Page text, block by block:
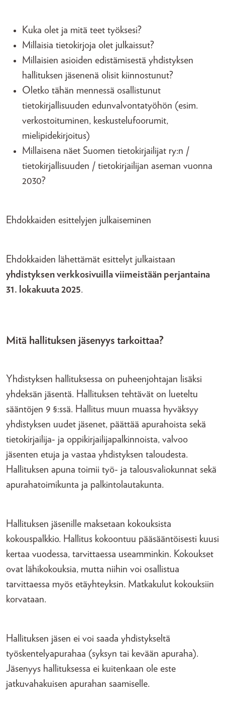
Kuka olet ja mitä teet työksesi?
Millaisia tietokirjoja olet julkaissut?
Millaisien asioiden edistämisestä yhdistyksen
hallituksen jäsenenä olisit kiinnostunut?
Oletko tähän mennessä osallistunut
tietokirjallisuuden edunvalvontatyöhön (esim.
verkostoituminen, keskustelufoorumit,
mielipidekirjoitus)
Millaisena näet Suomen tietokirjailijat ry:n /
tietokirjallisuuden / tietokirjailijan aseman vuonna
2030?
Ehdokkaiden esittelyjen julkaiseminen
Ehdokkaiden lähettämät esittelyt julkaistaan
yhdistyksen verkkosivuilla viimeistään perjantaina
31. lokakuuta 2025.
Mitä hallituksen jäsenyys tarkoittaa?
Yhdistyksen hallituksessa on puheenjohtajan lisäksi
yhdeksän jäsentä. Hallituksen tehtävät on lueteltu
sääntöjen 9 §:ssä. Hallitus muun muassa hyväksyy
yhdistyksen uudet jäsenet, päättää apurahoista sekä
tietokirjailija- ja oppikirjailijapalkinnoista, valvoo
jäsenten etuja ja vastaa yhdistyksen taloudesta.
Hallituksen apuna toimii työ- ja talousvaliokunnat sekä
apurahatoimikunta ja palkintolautakunta.
Hallituksen jäsenille maksetaan kokouksista
kokouspalkkio. Hallitus kokoontuu pääsääntöisesti kuusi
kertaa vuodessa, tarvittaessa useamminkin. Kokoukset
ovat lähikokouksia, mutta niihin voi osallistua
tarvittaessa myös etäyhteyksin. Matkakulut kokouksiin
korvataan.
Hallituksen jäsen ei voi saada yhdistykseltä
työskentelyapurahaa (syksyn tai kevään apuraha).
Jäsenyys hallituksessa ei kuitenkaan ole este
jatkuvahakuisen apurahan saamiselle.